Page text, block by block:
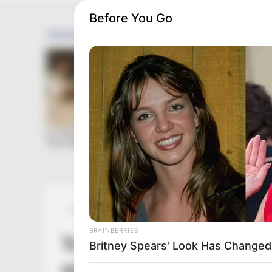
Friss hírek
Tragikusan meghalt
Before You Go
BRAINBERRIES
Britney Spears' Look Has